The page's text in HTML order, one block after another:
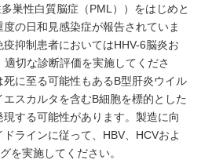
巣性白質脳症（PML））をはじめと
の日和見感染症が報告されていま
抑制患者においてはHHV-6脳炎お
切な診断評価を実施してくださ
に至る可能性もあるB型肝炎ウイル
スカルタを含むB細胞を標的とした
する可能性があります。製造に向
ラインに従って、HBV、HCVおよ
を実施してください。